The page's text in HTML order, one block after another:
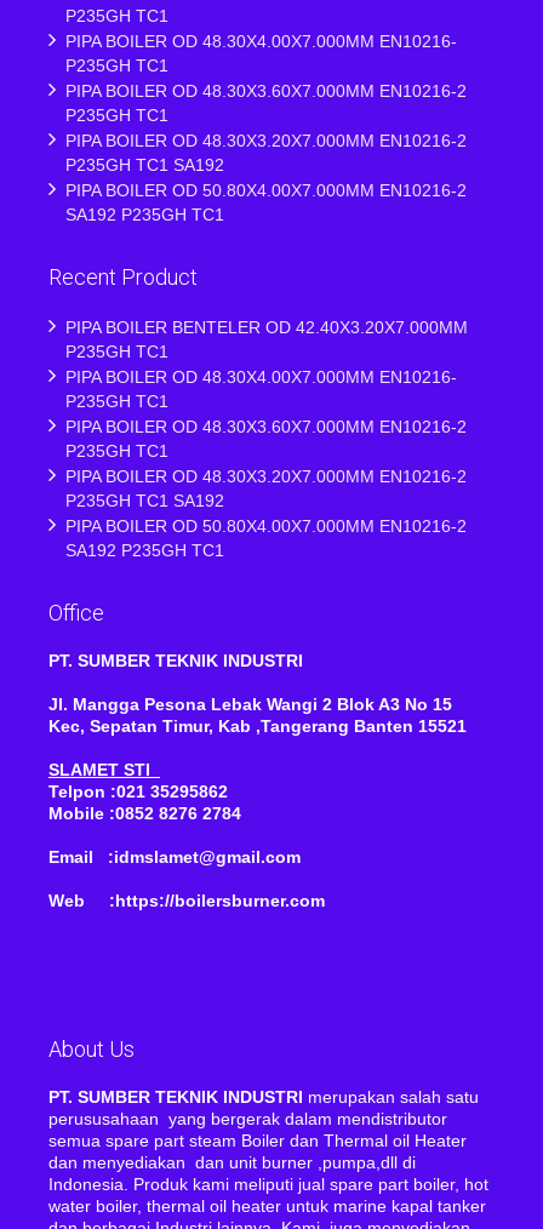
P235GH TC1
PIPA BOILER OD 48.30X4.00X7.000MM EN10216-
P235GH TC1
PIPA BOILER OD 48.30X3.60X7.000MM EN10216-2
P235GH TC1
PIPA BOILER OD 48.30X3.20X7.000MM EN10216-2
P235GH TC1 SA192
PIPA BOILER OD 50.80X4.00X7.000MM EN10216-2
SA192 P235GH TC1
Recent Product
PIPA BOILER BENTELER OD 42.40X3.20X7.000MM
P235GH TC1
PIPA BOILER OD 48.30X4.00X7.000MM EN10216-
P235GH TC1
PIPA BOILER OD 48.30X3.60X7.000MM EN10216-2
P235GH TC1
PIPA BOILER OD 48.30X3.20X7.000MM EN10216-2
P235GH TC1 SA192
PIPA BOILER OD 50.80X4.00X7.000MM EN10216-2
SA192 P235GH TC1
Office
PT. SUMBER TEKNIK INDUSTRI
Jl. Mangga Pesona Lebak Wangi 2 Blok A3 No 15
Kec, Sepatan Timur, Kab ,Tangerang Banten 15521
SLAMET STI
Telpon :021 35295862
Mobile :0852 8276 2784
Email :idmslamet@gmail.com
Web :https://boilersburner.com
About Us
PT. SUMBER TEKNIK INDUSTRI merupakan salah satu
perususahaan yang bergerak dalam mendistributor
semua spare part steam Boiler dan Thermal oil Heater
dan menyediakan dan unit burner ,pumpa,dll di
Indonesia. Produk kami meliputi jual spare part boiler, hot
water boiler, thermal oil heater untuk marine kapal tanker